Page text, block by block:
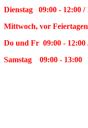
Dienstag 09:00 - 12:00 /
Mittwoch, vor
Do und Fr 09:00 - 12:00
Samstag 09:00 - 13:00